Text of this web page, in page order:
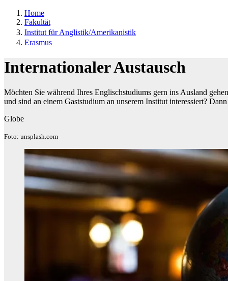
Home
Fakultät
Institut für Anglistik/Amerikanistik
Erasmus
Internationaler Austausch
Möchten Sie während Ihres Englischstudiums gern ins Ausland
und sind an einem Gaststudium an unserem Institut interessiert?
Globe
Foto: unsplash.com